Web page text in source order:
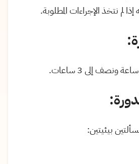
لم نتخذ الإجراءات المطلوبة.
ونصف إلى 3 ساعات.
بيئيتين: